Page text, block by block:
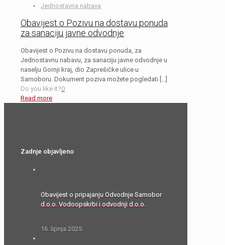
Jednostavna nabava
Obavijest o Pozivu na dostavu ponuda
za sanaciju javne odvodnje
Obavijest o Pozivu na dostavu ponuda, za
Jednostavnu nabavu, za sanaciju javne odvodnje u
naselju Gornji kraj, dio Zaprešičke ulice u
Samoboru. Dokument poziva možete pogledati
Do you like it?0
Read more
Zadnje objavljeno
Obavijest o pripajanju Odvodnje Samobor
d.o.o. Vodoopskrbi i odvodnji d.o.o.
16. lipnja 2025.